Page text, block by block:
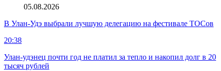
05.08.2026
В Улан-Удэ выбрали лучшую делегацию на фестивале ТОСов
20:38
Улан-удэнец почти год не платил за тепло и накопил долг в 20
тысяч рублей